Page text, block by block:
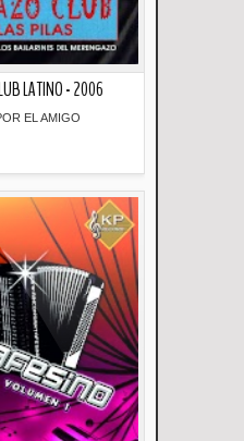
LATINO - 2006
EL AMIGO